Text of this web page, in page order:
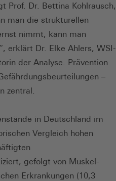
Prof. Dr. Bettina Kohlrausch,
man die strukturellen
nimmt, kann man
erklärt Dr. Elke Ahlers, WSI-
der Analyse. Prävention
–
zentral.
in Deutschland im
Vergleich hohen
gefolgt von Muskel-
Erkrankungen (10,3